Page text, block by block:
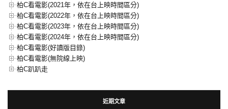
柏C看電影(2021年，依在台上映時間區分)
柏C看電影(2022年，依在台上映時間區分)
柏C看電影(2023年，依在台上映時間區分)
柏C看電影(2024年，依在台上映時間區分)
柏C看電影(好讀版目錄)
柏C看電影(無院線上映)
柏C趴趴走
近期文章